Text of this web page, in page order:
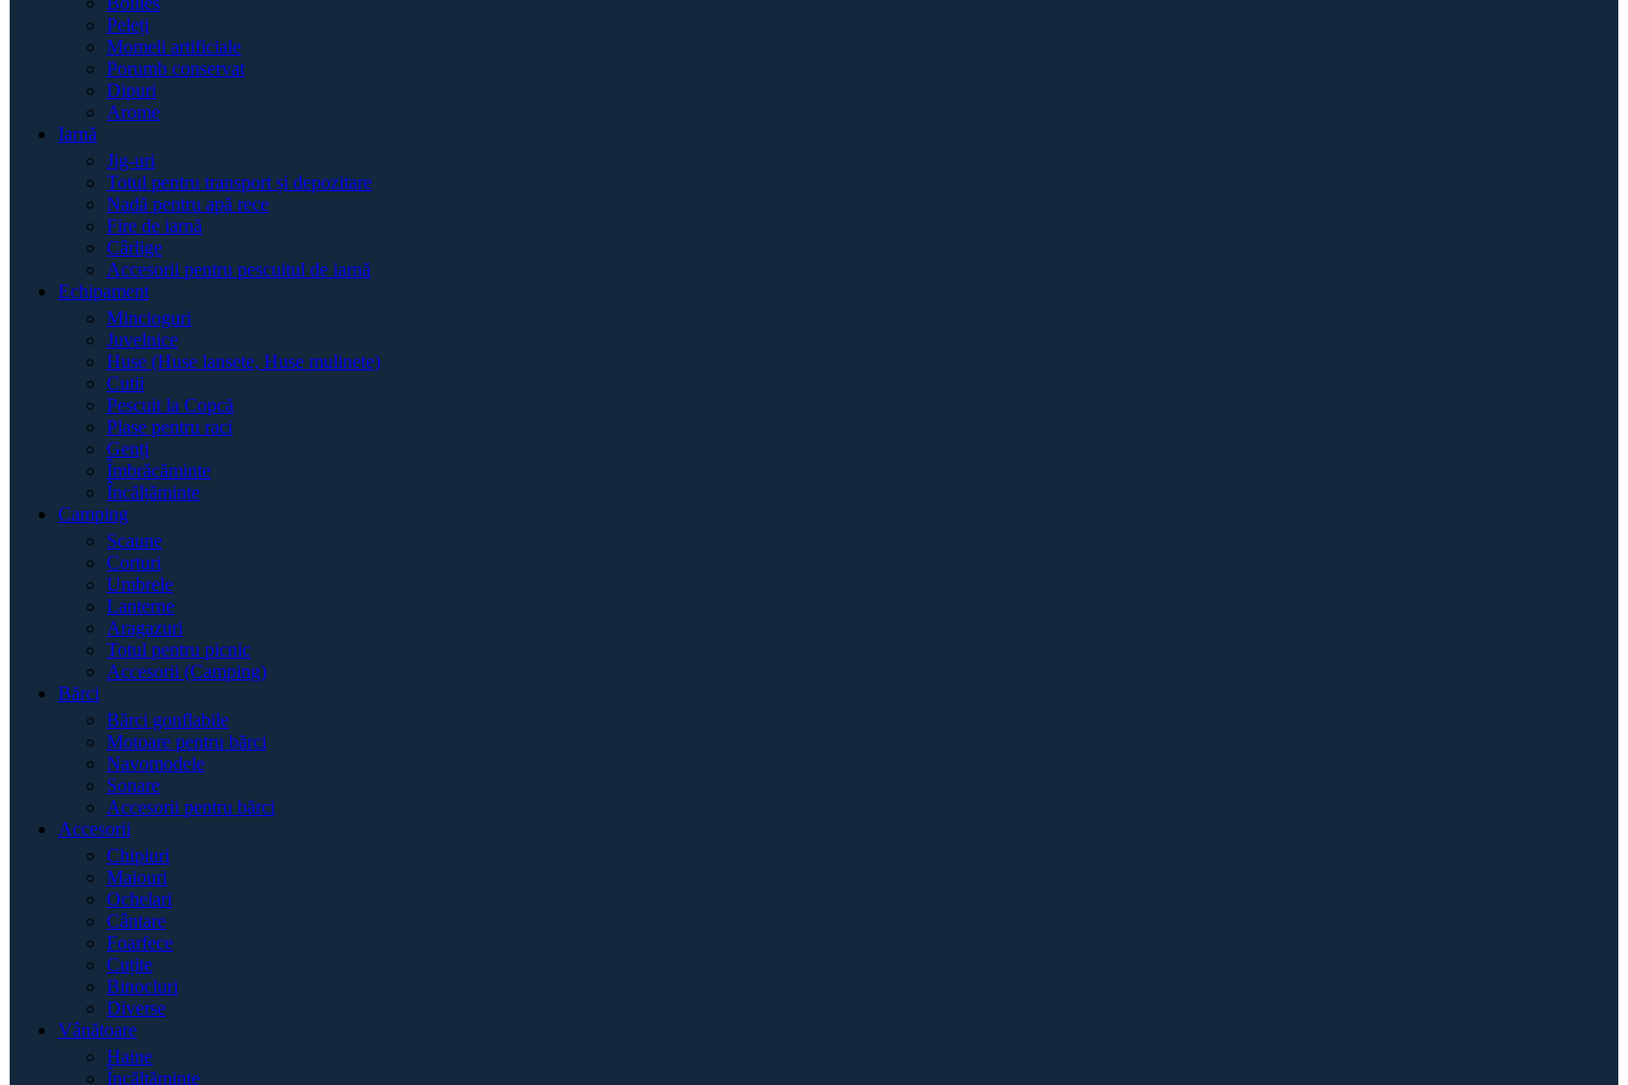
Peleți
Momeli artificiale
Porumb conservat
Dipuri
Arome
Iarnă
Jig-uri
Totul pentru transport și depozitare
Nadă pentru apă rece
Fire de iarnă
Cârlige
Accesorii pentru pescuitul de iarnă
Echipament
Mincioguri
Juvelnice
Huse (Huse lansete, Huse mulinete)
Cutii
Pescuit la Copcă
Plase pentru raci
Genți
Îmbrăcăminte
Încălțăminte
Camping
Scaune
Corturi
Umbrele
Lanterne
Aragazuri
Totul pentru picnic
Accesorii (Camping)
Bărci
Bărci gonflabile
Motoare pentru bărci
Navomodele
Sonare
Accesorii pentru bărci
Accesorii
Chipiuri
Maiouri
Ochelari
Cântare
Foarfece
Cuțite
Binocluri
Diverse
Vânătoare
Haine
Încălțăminte